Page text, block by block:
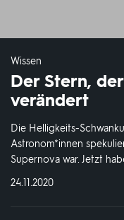
Wissen
Der Stern,
verändert
Die Helligkeits-
Astronom*innen
Supernova war. Jetzt
DATUM:
24.11.2020